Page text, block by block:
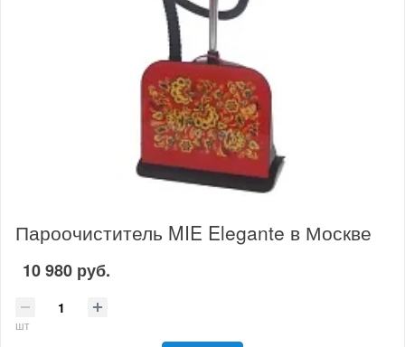
Пароочиститель MIE Elegante в Москве
10 980 руб.
шт